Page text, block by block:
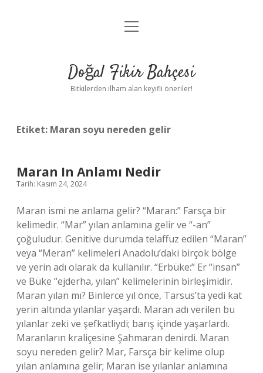
Anasayfa
Yasal Uyarı
menüyü
Doğal Fikir Bahçesi
Bitkilerden ilham alan keyifli öneriler!
Etiket: Maran soyu nereden gelir
Maran In Anlamı Nedir
Tarih: Kasım 24, 2024
Maran ismi ne anlama gelir? “Maran:” Farsça bir
kelimedir. “Mar” yılan anlamına gelir ve “-an”
çoğuludur. Genitive durumda telaffuz edilen “Maran”
veya “Meran” kelimeleri Anadolu’daki birçok bölge
ve yerin adı olarak da kullanılır. “Erbüke:” Er “insan”
ve Büke “ejderha, yılan” kelimelerinin birleşimidir.
Maran yılan mı? Binlerce yıl önce, Tarsus’ta yedi kat
yerin altında yılanlar yaşardı. Maran adı verilen bu
yılanlar zeki ve şefkatliydi; barış içinde yaşarlardı.
Maranların kraliçesine Şahmaran denirdi. Maran
soyu nereden gelir? Mar, Farsça bir kelime olup
yılan anlamına gelir; Maran ise yılanlar anlamına